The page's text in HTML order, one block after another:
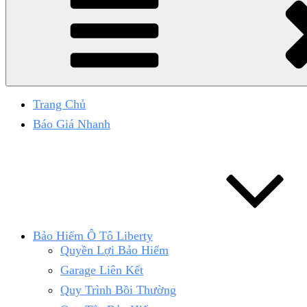
Trang Chủ
Báo Giá Nhanh
Bảo Hiểm Ô Tô Liberty
Quyền Lợi Bảo Hiểm
Garage Liên Kết
Quy Trình Bồi Thường